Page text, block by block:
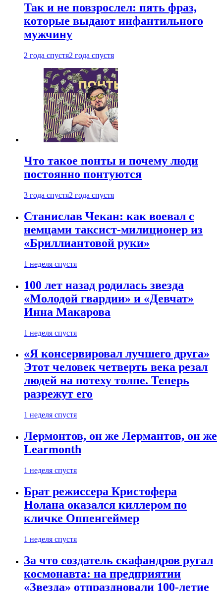
Так и не повзрослел: пять фраз,
которые выдают инфантильного
мужчину
2 года спустя2 года спустя
Что такое понты и почему люди
постоянно понтуются
3 года спустя2 года спустя
Станислав Чекан: как воевал с
немцами таксист-милиционер из
«Бриллиантовой руки»
1 неделя спустя
100 лет назад родилась звезда
«Молодой гвардии» и «Девчат»
Инна Макарова
1 неделя спустя
«Я консервировал лучшего друга»
Этот человек четверть века резал
людей на потеху толпе. Теперь
разрежут его
1 неделя спустя
Лермонтов, он же Лермантов, он же
Learmonth
1 неделя спустя
Брат режиссера Кристофера
Нолана оказался киллером по
кличке Оппенгеймер
1 неделя спустя
За что создатель скафандров ругал
космонавта: на предприятии
«Звезда» отпраздновали 100-летие